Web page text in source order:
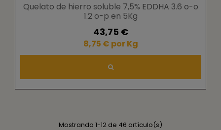
Quelato de hierro soluble 7,5% EDDHA 3.6 o-o
1.2 o-p en 5Kg
43,75 €
8,75 € por Kg
Mostrando 1-12 de 46 artículo(s)